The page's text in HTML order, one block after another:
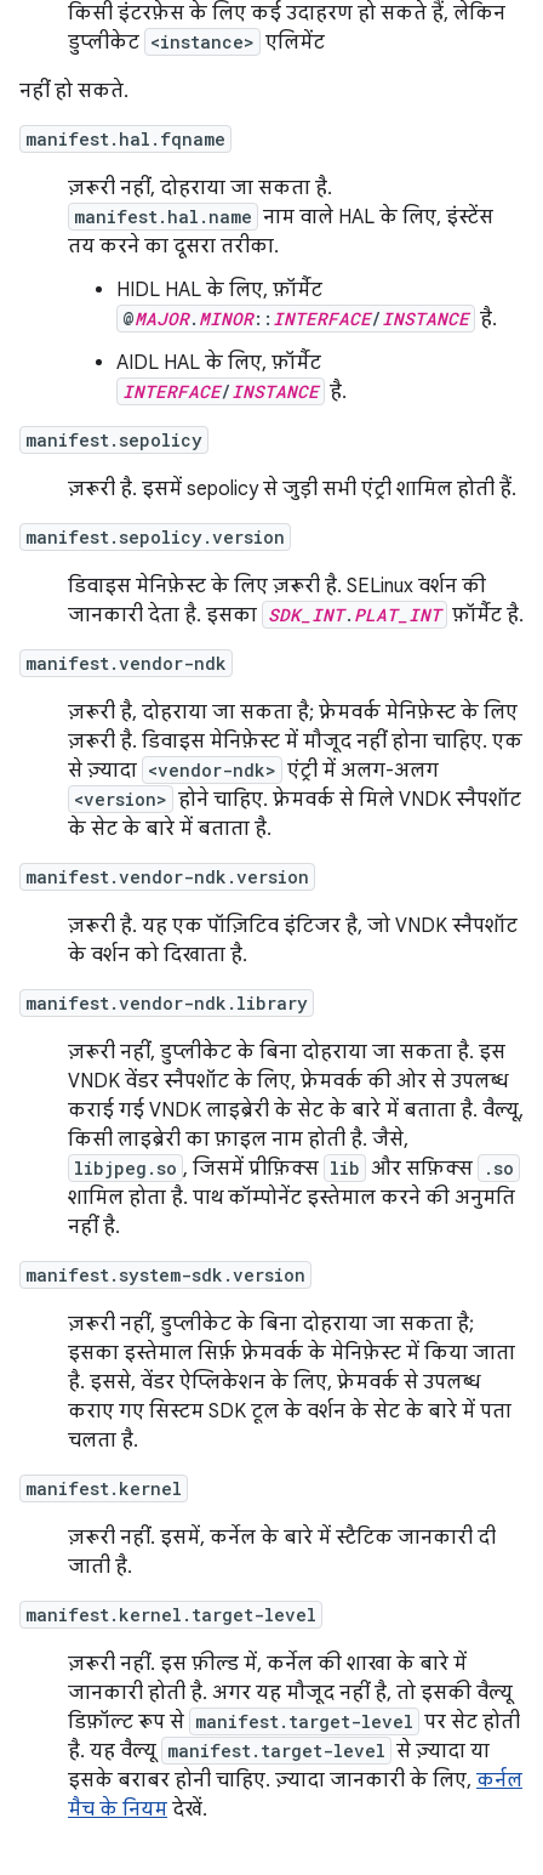
किसी इंटरफ़ेस के लिए कई उदाहरण हो सकते हैं, लेकिन
डुप्लीकेट <instance> एलिमेंट
नहीं हो सकते.
manifest.hal.fqname
ज़रूरी नहीं, दोहराया जा सकता है.
manifest.hal.name नाम वाले HAL के लिए, इंस्टेंस
तय करने का दूसरा तरीका.
HIDL HAL के लिए, फ़ॉर्मैट
@MAJOR. MINOR:: INTERFACE/INSTANCE है.
AIDL HAL के लिए, फ़ॉर्मैट
INTERFACE/INSTANCE है.
manifest.sepolicy
ज़रूरी है. इसमें sepolicy से जुड़ी सभी एंट्री शामिल होती हैं.
manifest.sepolicy.version
डिवाइस मेनिफ़ेस्ट के लिए ज़रूरी है. SELinux वर्शन की
जानकारी देता है. इसका SDK_INT. PLAT_INT फ़ॉर्मैट है.
manifest.vendor-ndk
ज़रूरी है, दोहराया जा सकता है; फ़्रेमवर्क मेनिफ़ेस्ट के लिए
ज़रूरी है. डिवाइस मेनिफ़ेस्ट में मौजूद नहीं होना चाहिए. एक
से ज़्यादा <vendor-ndk> एंट्री में अलग-अलग
<version> होने चाहिए. फ़्रेमवर्क से मिले VNDK स्नैपशॉट
के सेट के बारे में बताता है.
manifest.vendor-ndk.version
ज़रूरी है. यह एक पॉज़िटिव इंटिजर है, जो VNDK स्नैपशॉट
के वर्शन को दिखाता है.
manifest.vendor-ndk.library
ज़रूरी नहीं, डुप्लीकेट के बिना दोहराया जा सकता है. इस
VNDK वेंडर स्नैपशॉट के लिए, फ़्रेमवर्क की ओर से उपलब्ध
कराई गई VNDK लाइब्रेरी के सेट के बारे में बताता है. वैल्यू,
किसी लाइब्रेरी का फ़ाइल नाम होती है. जैसे,
libjpeg.so , जिसमें प्रीफ़िक्स lib और सफ़िक्स .so
शामिल होता है. पाथ कॉम्पोनेंट इस्तेमाल करने की अनुमति
नहीं है.
manifest.system-sdk.version
ज़रूरी नहीं, डुप्लीकेट के बिना दोहराया जा सकता है;
इसका इस्तेमाल सिर्फ़ फ़्रेमवर्क के मेनिफ़ेस्ट में किया जाता
है. इससे, वेंडर ऐप्लिकेशन के लिए, फ़्रेमवर्क से उपलब्ध
कराए गए सिस्टम SDK टूल के वर्शन के सेट के बारे में पता
चलता है.
manifest.kernel
ज़रूरी नहीं. इसमें, कर्नेल के बारे में स्टैटिक जानकारी दी
जाती है.
manifest.kernel.target-level
ज़रूरी नहीं. इस फ़ील्ड में, कर्नेल की शाखा के बारे में
जानकारी होती है. अगर यह मौजूद नहीं है, तो इसकी वैल्यू
डिफ़ॉल्ट रूप से manifest.target-level पर सेट होती
है. यह वैल्यू manifest.target-level से ज़्यादा या
इसके बराबर होनी चाहिए. ज़्यादा जानकारी के लिए, कर्नल
मैच के नियम देखें.